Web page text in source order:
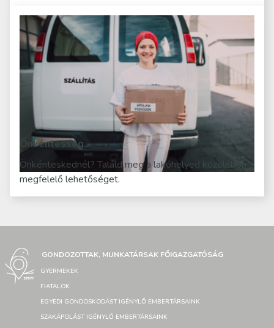
Önkéntesség
Önkénteskednél? Találd meg a lakóhelyed közelében a
megfelelő lehetőséget.
GONDOZOTTAK, MUNKATÁRSAK FŐIGAZGATÓSÁG
GYERMEKEK
FIATALOK
EGYEDI GONDOSKODÁST IGÉNYLŐ EMBERTÁRSAINK
SZAKÁPOLÁST IGÉNYLŐ EMBERTÁRSAINK